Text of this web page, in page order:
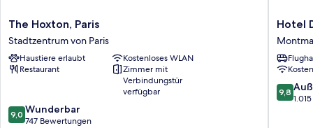
The
Hoxton,
Paris
Stadtzentrum
von
The Hoxton, Paris
Stadtzentrum von Paris
Haustiere erlaubt
Kostenloses WLAN
Restaurant
Zimmer mit
Verbindungstür
verfügbar
9.0
von
9,0 Wunderbar
747 Bewertungen
Hotel
Des
Arts
Paris
Hotel
9.8
von
9,8